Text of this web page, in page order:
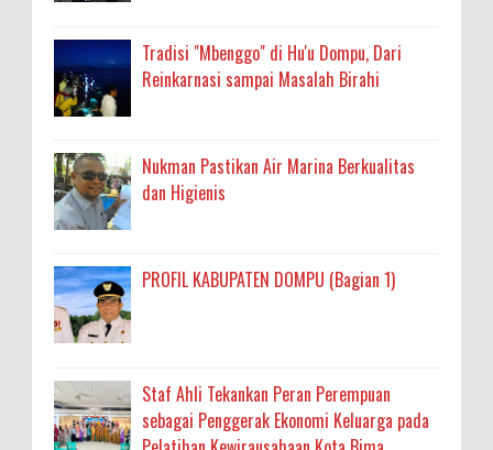
Tradisi "Mbenggo" di Hu'u Dompu, Dari
Reinkarnasi sampai Masalah Birahi
Nukman Pastikan Air Marina Berkualitas
dan Higienis
PROFIL KABUPATEN DOMPU (Bagian 1)
Staf Ahli Tekankan Peran Perempuan
sebagai Penggerak Ekonomi Keluarga pada